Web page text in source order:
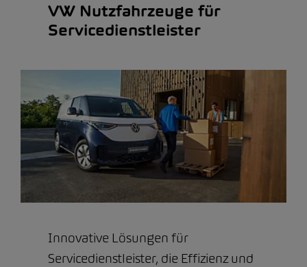
VW Nutzfahrzeuge für
Servicedienstleister
Innovative Lösungen für
Servicedienstleister, die Effizienz und